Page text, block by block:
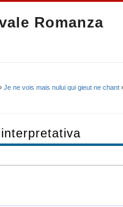
Romanza
Je ne vois mais nului qui gieut ne chant